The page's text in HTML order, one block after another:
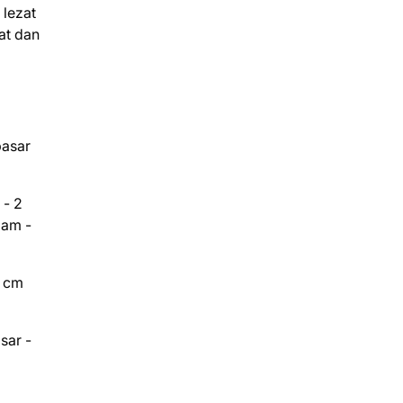
lezat
dan
- 2
-
-